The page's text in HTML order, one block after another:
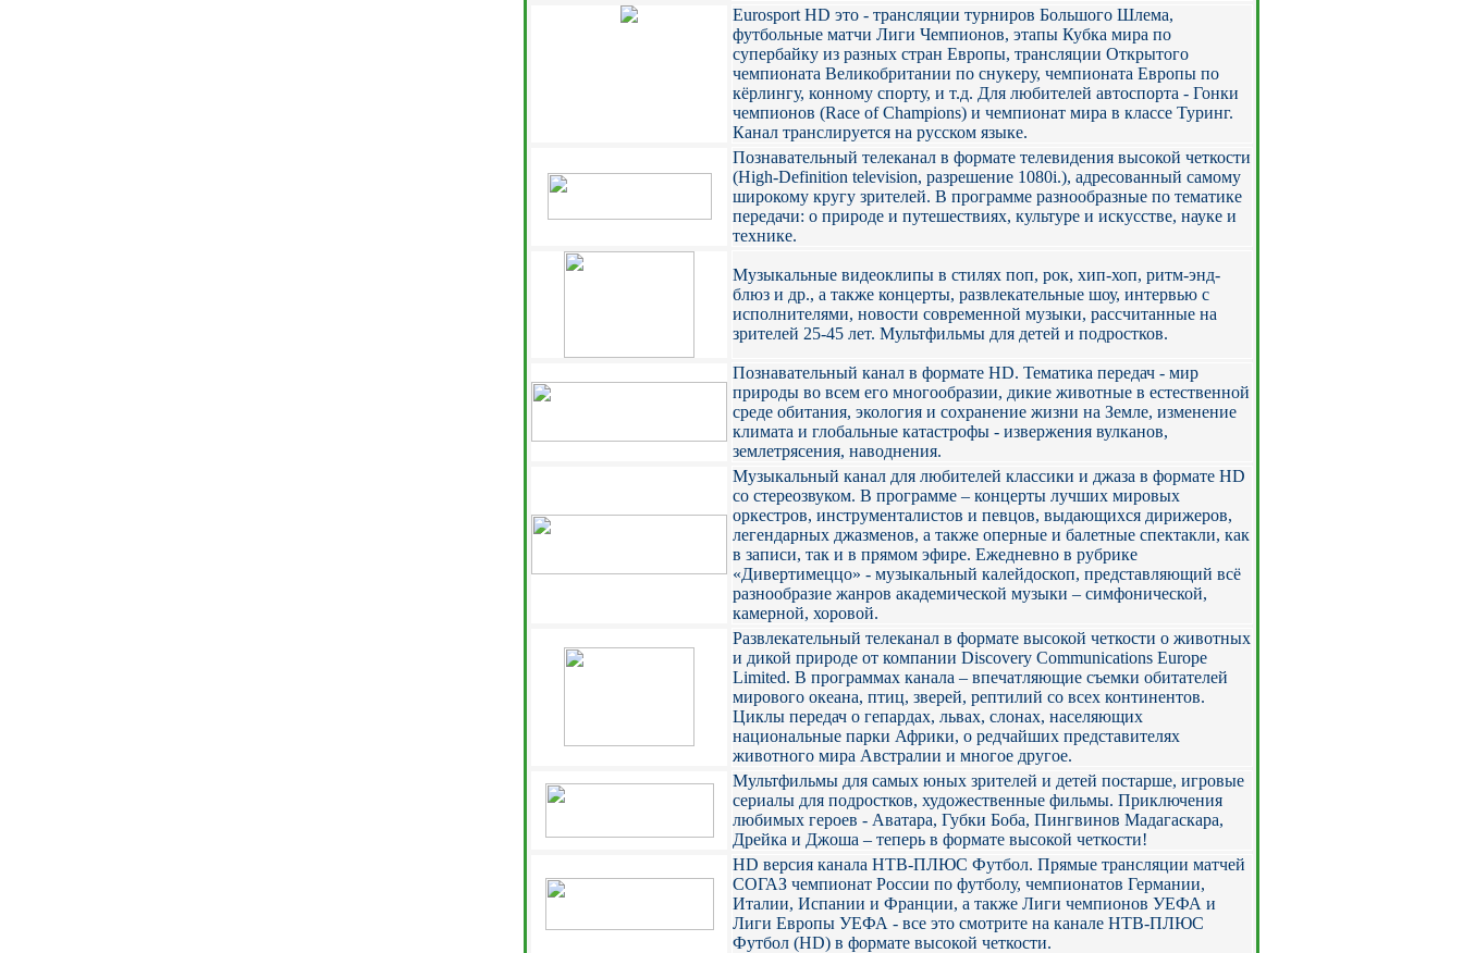
Eurosport HD это - трансляции турниров Большого Шлема,
футбольные матчи Лиги Чемпионов, этапы Кубка мира по
супербайку из разных стран Европы, трансляции Открытого
чемпионата Великобритании по снукеру, чемпионата Европы по
кёрлингу, конному спорту, и т.д. Для любителей автоспорта - Гонки
чемпионов (Race of Champions) и чемпионат мира в классе Туринг.
Канал транслируется на русском языке.
Познавательный телеканал в формате телевидения высокой четкости
(High-Definition television, разрешение 1080i.), адресованный самому
широкому кругу зрителей. В программе разнообразные по тематике
передачи: о природе и путешествиях, культуре и искусстве, науке и
технике.
Музыкальные видеоклипы в стилях поп, рок, хип-хоп, ритм-энд-
блюз и др., а также концерты, развлекательные шоу, интервью с
исполнителями, новости современной музыки, рассчитанные на
зрителей 25-45 лет. Мультфильмы для детей и подростков.
Познавательный канал в формате HD. Тематика передач - мир
природы во всем его многообразии, дикие животные в естественной
среде обитания, экология и сохранение жизни на Земле, изменение
климата и глобальные катастрофы - извержения вулканов,
землетрясения, наводнения.
Музыкальный канал для любителей классики и джаза в формате HD
со стереозвуком. В программе – концерты лучших мировых
оркестров, инструменталистов и певцов, выдающихся дирижеров,
легендарных джазменов, а также оперные и балетные спектакли, как
в записи, так и в прямом эфире. Ежедневно в рубрике
«Дивертимеццо» - музыкальный калейдоскоп, представляющий всё
разнообразие жанров академической музыки – симфонической,
камерной, хоровой.
Развлекательный телеканал в формате высокой четкости о животных
и дикой природе от компании Discovery Communications Europe
Limited. В программах канала – впечатляющие съемки обитателей
мирового океана, птиц, зверей, рептилий со всех континентов.
Циклы передач о гепардах, львах, слонах, населяющих
национальные парки Африки, о редчайших представителях
животного мира Австралии и многое другое.
Мультфильмы для самых юных зрителей и детей постарше, игровые
сериалы для подростков, художественные фильмы. Приключения
любимых героев - Аватара, Губки Боба, Пингвинов Мадагаскара,
Дрейка и Джоша – теперь в формате высокой четкости!
HD версия канала НТВ-ПЛЮС Футбол. Прямые трансляции матчей
СОГАЗ чемпионат России по футболу, чемпионатов Германии,
Италии, Испании и Франции, а также Лиги чемпионов УЕФА и
Лиги Европы УЕФА - все это смотрите на канале НТВ-ПЛЮС
Футбол (HD) в формате высокой четкости.